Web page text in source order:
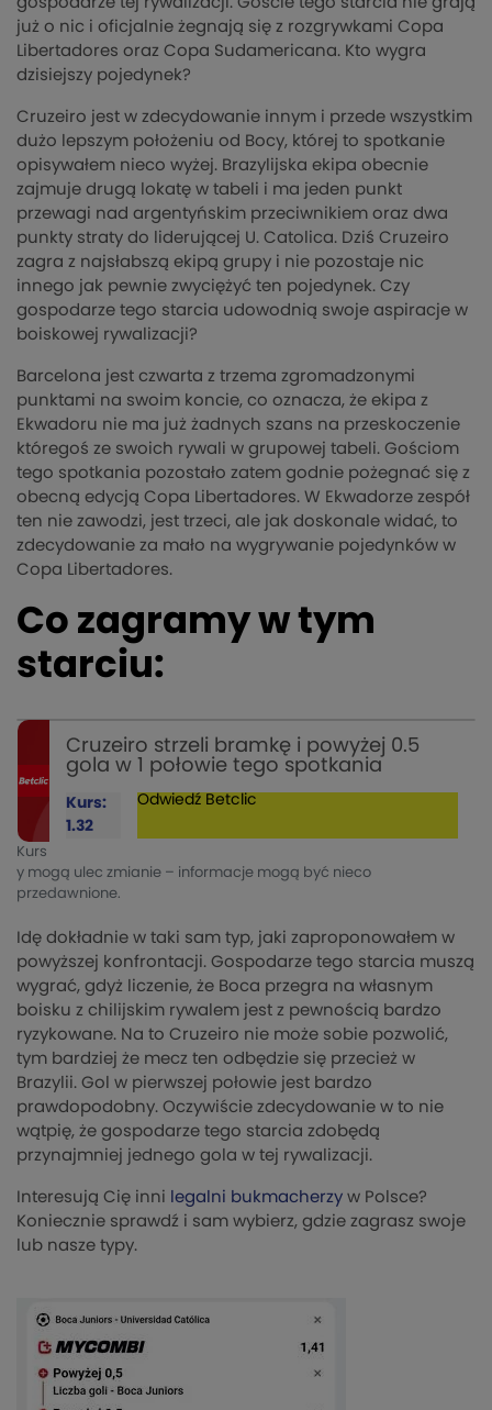
już o nic i oficjalnie żegnają się z rozgrywkami Copa
Libertadores oraz Copa Sudamericana. Kto wygra
dzisiejszy pojedynek?
Cruzeiro jest w zdecydowanie innym i przede wszystkim
dużo lepszym położeniu od Bocy, której to spotkanie
opisywałem nieco wyżej. Brazylijska ekipa obecnie
zajmuje drugą lokatę w tabeli i ma jeden punkt
przewagi nad argentyńskim przeciwnikiem oraz dwa
punkty straty do liderującej U. Catolica. Dziś Cruzeiro
zagra z najsłabszą ekipą grupy i nie pozostaje nic
innego jak pewnie zwyciężyć ten pojedynek. Czy
gospodarze tego starcia udowodnią swoje aspiracje w
boiskowej rywalizacji?
Barcelona jest czwarta z trzema zgromadzonymi
punktami na swoim koncie, co oznacza, że ekipa z
Ekwadoru nie ma już żadnych szans na przeskoczenie
któregoś ze swoich rywali w grupowej tabeli. Gościom
tego spotkania pozostało zatem godnie pożegnać się z
obecną edycją Copa Libertadores. W Ekwadorze zespół
ten nie zawodzi, jest trzeci, ale jak doskonale widać, to
zdecydowanie za mało na wygrywanie pojedynków w
Copa Libertadores.
Co zagramy w tym
starciu:
Cruzeiro strzeli bramkę i powyżej 0.5
gola w 1 połowie tego spotkania
Kurs:
1.32
Odwiedź Betclic
Kurs
y mogą ulec zmianie – informacje mogą być nieco
przedawnione.
Idę dokładnie w taki sam typ, jaki zaproponowałem w
powyższej konfrontacji. Gospodarze tego starcia muszą
wygrać, gdyż liczenie, że Boca przegra na własnym
boisku z chilijskim rywalem jest z pewnością bardzo
ryzykowane. Na to Cruzeiro nie może sobie pozwolić,
tym bardziej że mecz ten odbędzie się przecież w
Brazylii. Gol w pierwszej połowie jest bardzo
prawdopodobny. Oczywiście zdecydowanie w to nie
wątpię, że gospodarze tego starcia zdobędą
przynajmniej jednego gola w tej rywalizacji.
Interesują Cię inni legalni bukmacherzy w Polsce?
Koniecznie sprawdź i sam wybierz, gdzie zagrasz swoje
lub nasze typy.